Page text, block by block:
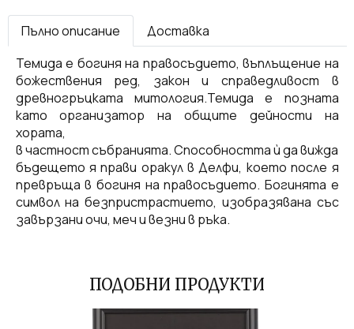
Пълно описание
Доставка
Темида е богиня на правосъдието, въплъщение на
божествения ред, закон и справедливост в
древногръцката митология.Темида е позната
като организатор на общите дейности на
хората,
в частност събранията. Способността ѝ да вижда
бъдещето я прави оракул в Делфи, което после я
превръща в богиня на правосъдието. Богинята е
символ на безпристрастието, изобразявана със
завързани очи, меч и везни в ръка.
ПОДОБНИ ПРОДУКТИ